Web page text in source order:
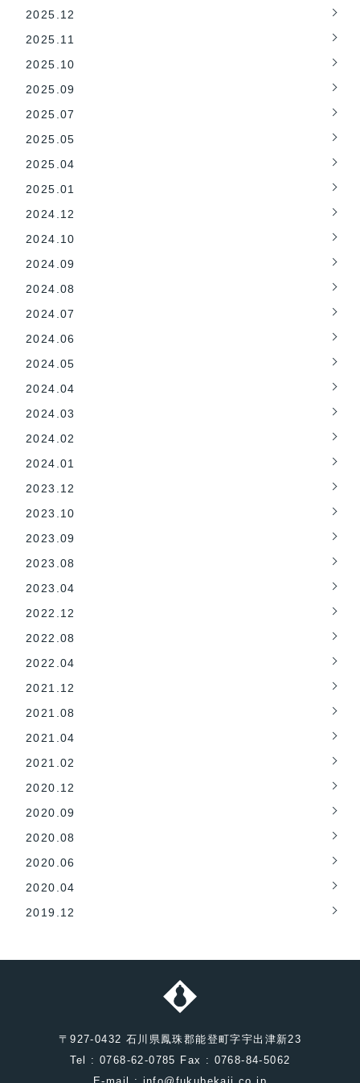
2025.12
2025.11
2025.10
2025.09
2025.07
2025.05
2025.04
2025.01
2024.12
2024.10
2024.09
2024.08
2024.07
2024.06
2024.05
2024.04
2024.03
2024.02
2024.01
2023.12
2023.10
2023.09
2023.08
2023.04
2022.12
2022.08
2022.04
2021.12
2021.08
2021.04
2021.02
2020.12
2020.09
2020.08
2020.06
2020.04
2019.12
〒927-0432 石川県鳳珠郡能登町字宇出津新23
Tel : 0768-62-0785 Fax : 0768-84-5062